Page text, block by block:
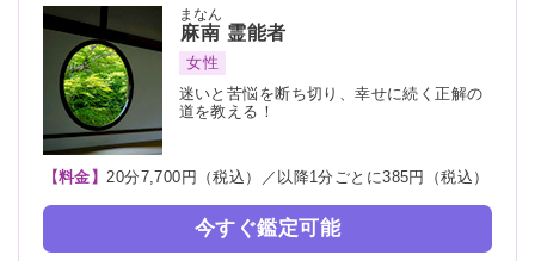
麻南
まなん
霊能者
女性
迷いと苦悩を断ち切り、幸せに続く正解の
道を教える！
【料金】20分7,700円（税込）／以降1分ごとに385円（税込）
今すぐ鑑定可能